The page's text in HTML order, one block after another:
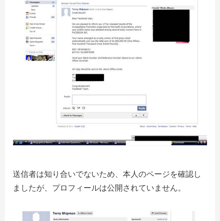
送信者は知り合いでないため、本人のページを確認し
ましたが、プロフィールは公開されていません。